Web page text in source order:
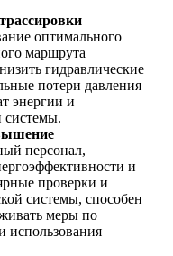
оптимального
маршрута
гидравлические
потери давления
энергии и
системы.
персонал,
и
проверки и
системы, способен
меры по